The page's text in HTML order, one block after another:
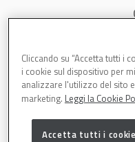
Cliccando su “Accetta tutti i
i cookie sul dispositivo per
analizzare l'utilizzo del sito
marketing. Leggi la Cookie
Accetta tutti i cookie